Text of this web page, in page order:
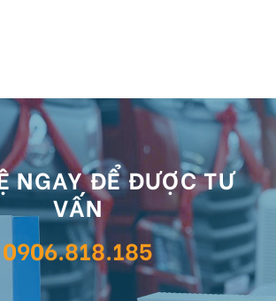
NGAY ĐỂ ĐƯỢC TƯ
VẤN
0906.818.185